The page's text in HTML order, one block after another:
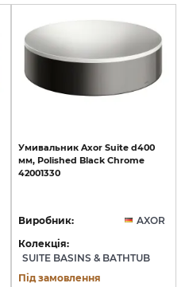
Умивальник Axor Suite d400
мм, Polished Black Chrome
42001330
Виробник:
AXOR
Колекція:
SUITE BASINS & BATHTUB
Під замовлення